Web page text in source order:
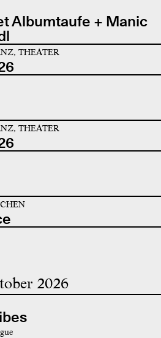
Albumtaufe + Manic
THEATER
THEATER
2026